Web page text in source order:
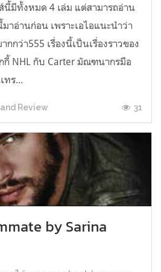
นี้มีทั้งหมด 4 เล่ม แต่สามารถอ่าน
าอ่านก่อน เพราะเอไอแนะนำว่า
กกว่า555 เรื่องนี้เป็นเรื่องราวของ
กี้ NHL กับ Carter มัณฑนากรมือ
ทร...
Review 31
by Sarina